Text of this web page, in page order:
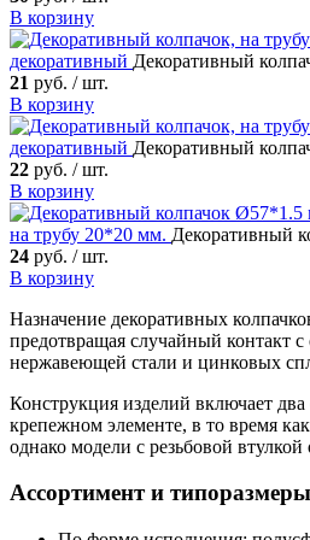
В корзину
декоративный Декоративный
21 руб. / шт.
В корзину
декоративный Декоративный
22 руб. / шт.
В корзину
на трубу 20*20 мм. Декоративный
24 руб. / шт.
В корзину
Назначение декоративных
предотвращая случайный контакт
нержавеющей стали и цинковых
Конструкция изделий включает
крепежном элементе, в то время
однако модели с резьбовой
Ассортимент и типоразмеры